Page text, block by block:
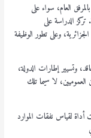
العام، سواء على
الدراسة على
الجزائرية، وعلى تطور الوظيفة
وتسيير إطارات الدولة،
العموميين، لا سيما تلك
لقياس نفقات الموارد